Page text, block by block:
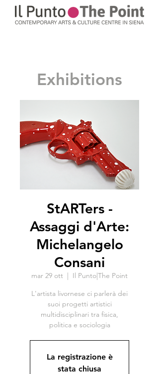
Exhibitions
StARTers -
Assaggi d'Arte:
Michelangelo
Consani
mar 29 ott
  |
Il Punto|The Point
L'artista livornese ci parlerà dei
suoi progetti artistici
multidisciplinari tra fisica,
politica e sociologia
La registrazione è
stata chiusa